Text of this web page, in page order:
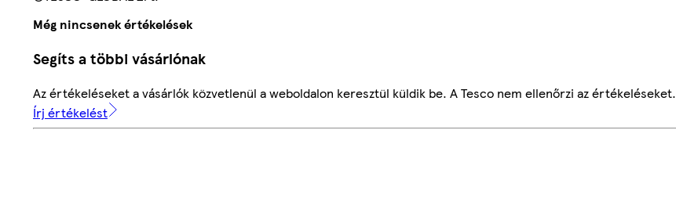
Még nincsenek értékelések
Segíts a többi vásárlónak
Az értékeléseket a vásárlók közvetlenül a weboldalon keresztül küldik be. A Tesco nem ellenőrzi az értékeléseket.
Írj értékelést